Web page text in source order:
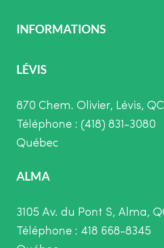
INFORMATIONS
LÉVIS
870 Chem. Olivier, Lévis, QC
Téléphone : (418) 831-3080
Québec
ALMA
3105 Av. du Pont S, Alma,
Téléphone : 418 668-8345